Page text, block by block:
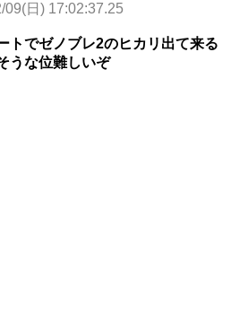
09(日) 17:02:37.25
トでゼノブレ2のヒカリ出て来る
うな位難しいぞ